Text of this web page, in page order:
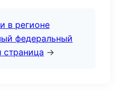
в регионе
федеральный
страница →